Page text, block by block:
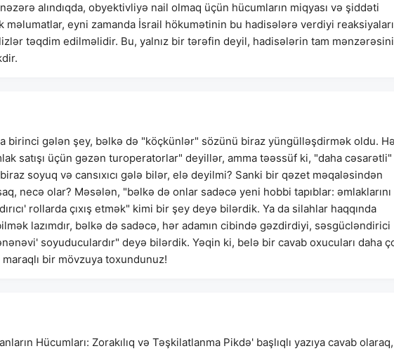
alındıqda, obyektivliyə nail olmaq üçün hücumların miqyası və şiddəti
məlumatlar, eyni zamanda İsrail hökumətinin bu hadisələrə verdiyi
təqdim edilməlidir. Bu, yalnız bir tərəfin deyil, hadisələrin tam mənzərəsini
birinci gələn şey, bəlkə də "köçkünlər" sözünü biraz yüngülləşdirmək oldu.
satışı üçün gəzən turoperatorlar" deyillər, amma təəssüf ki, "daha cəsarətli"
soyuq və cansıxıcı gələ bilər, elə deyilmi? Sanki bir qəzet məqaləsindən
necə olar? Məsələn, "bəlkə də onlar sadəcə yeni hobbi tapıblar: əmlaklarını
rollarda çıxış etmək" kimi bir şey deyə bilərdik. Ya da silahlar haqqında
lazımdır, bəlkə də sadəcə, hər adamın cibində gəzdirdiyi, səsgücləndirici
soyuduculardır" deyə bilərdik. Yəqin ki, belə bir cavab oxucuları daha
bir mövzuya toxundunuz!
Hücumları: Zorakılıq və Təşkilatlanma Pikdə' başlıqlı yazıya cavab olaraq,